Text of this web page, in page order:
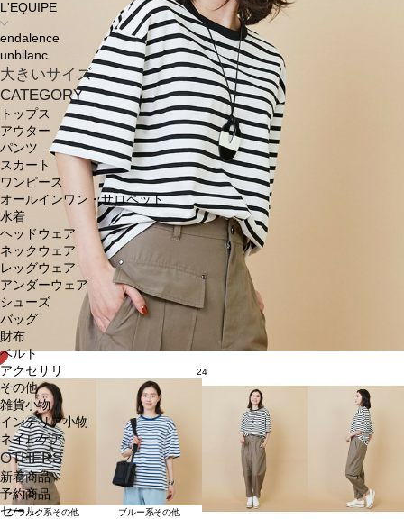
L'EQUIPE
endalence
unbilanc
大きいサイズ
CATEGORY
トップス
アウター
パンツ
スカート
ワンピース
オールインワン・サロペット
水着
ヘッドウェア
ネックウェア
レッグウェア
アンダーウェア
シューズ
バッグ
財布
ベルト
アクセサリ
その他
雑貨小物
インテリア小物
ネイルケア
OTHERS
新着商品
予約商品
セール
24
ブラック系その他 ブルー系その他